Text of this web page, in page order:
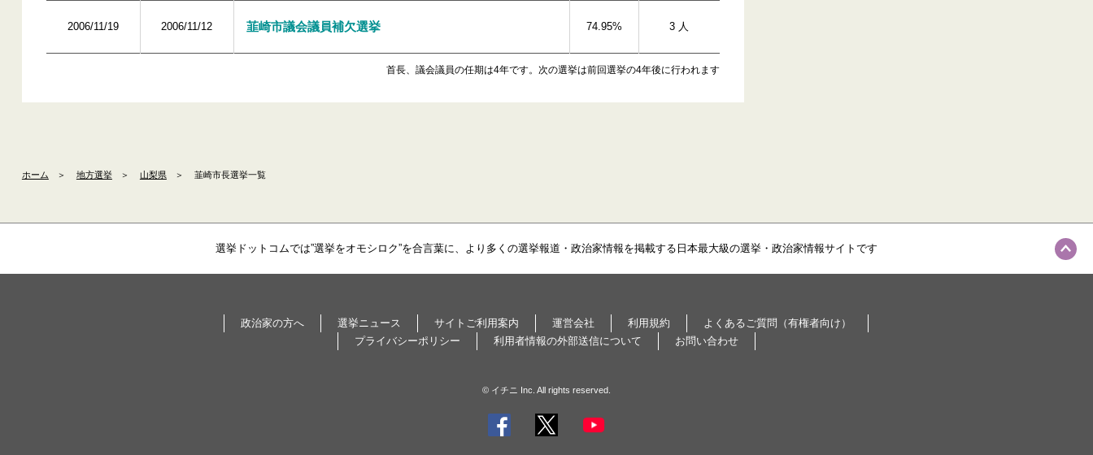
2006/11/19 2006/11/12 韮崎市議会議員補欠選挙 74.95% 3 人
首長、議会議員の任期は4年です。次の選挙は前回選挙の4年後に行われます
ホーム ＞ 地方選挙 ＞ 山梨県 ＞ 韮崎市長選挙一覧
選挙ドットコムでは”選挙をオモシロク”を合言葉に、より多くの選挙報道・政治家情報を掲載する日本最大級の選挙・政治家情報サイトです
政治家の方へ 選挙ニュース サイトご利用案内 運営会社 利用規約
よくあるご質問（有権者向け）
プライバシーポリシー
利用者情報の外部送信について お問い合わせ
© イチニ Inc. All rights reserved.